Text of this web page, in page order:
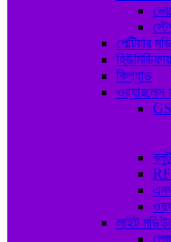
পেল্টিয়ার
কিপ্যাড
ওয়্যারলেস
লাইট